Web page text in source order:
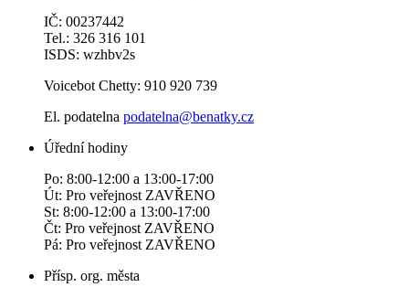
IČ: 00237442
Tel.: 326 316 101
ISDS: wzhbv2s
Voicebot Chetty: 910 920 739
El. podatelna podatelna@benatky.cz
Úřední hodiny
Po: 8:00-12:00 a 13:00-17:00
Út: Pro veřejnost ZAVŘENO
St: 8:00-12:00 a 13:00-17:00
Čt: Pro veřejnost ZAVŘENO
Pá: Pro veřejnost ZAVŘENO
Přísp. org. města